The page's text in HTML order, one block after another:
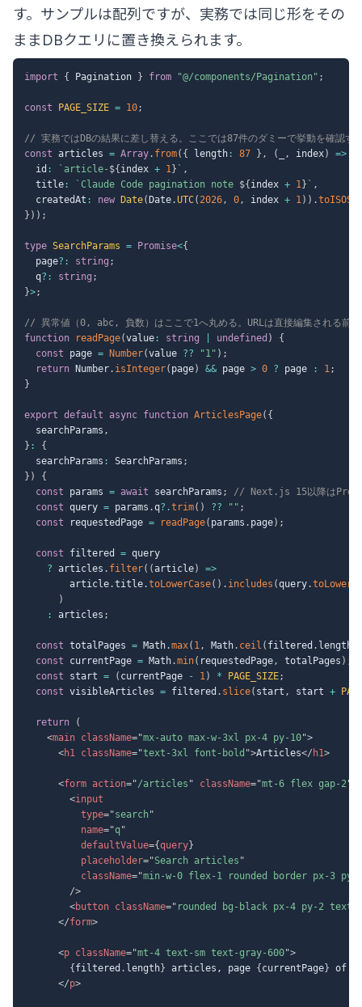
す。サンプルは配列ですが、実務では同じ形をその
ままDBクエリに置き換えられます。
import { Pagination } from "@/components/Pagination" ;
const PAGE_SIZE = 10;
// 実務ではDBの結果に差し替える。ここでは87件のダミーで挙動を確認す
const articles = Array. from( { length : 87 } , ( , index) =>
  id
: ` article- ${ index + 1} ` ,
  title
: ` Claude Code pagination note ${ index + 1} ` ,
  createdAt
: new Date( Date.UTC( 2026, 0, index + 1) ) .
} ) ) ;
type SearchParams = Promise<{
  page
? : string ;
  q
? : string ;
}>;
// 異常値（0, abc, 負数）はここで1へ丸める。URLは直接編集される前提
function
readPage(value : string undefined )
{
const page = Number(value ?? "1" ) ;
return Number. isInteger( page) && page > 0 ? page : 1;
}
export default async function ArticlesPage( {
  searchParams
,
} :
{
  searchParams
: SearchParams ;
} )
{
const params = await searchParams ;
// Next.js 15以降は
const query = params .q?.trim( ) ?? "" ;
const requestedPage = readPage( params . page) ;
const filtered = query
? articles . filter( (article)
=>
        article
.title.toLowerCase( ) . includes (query.
)
:
articles ;
const totalPages = Math.max( 1, Math. ceil ( filtered . length
const currentPage = Math.min( requestedPage, totalPages ) ;
const start = ( currentPage - 1) * PAGE_SIZE;
const visibleArticles = filtered . slice( start , start +
return
(
<main className="mx-auto max-w-3xl px-4 py-10">
<h1 className="text-3xl font-bold ">Articles</ h1>
<form action="/articles " className="mt-6 flex gap-2"
<input
type="search"
name="q"
defaultValue={query}
placeholder="Search articles "
className="min-w-0 flex-1 rounded border px-3 py-
/>
<button className=" rounded bg-black px-4 py-2 text-
</form>
<p className="mt-4 text-sm text-gray-600">
{ filtered . length} articles, page { currentPage} of
</p>